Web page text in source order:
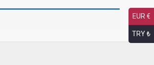
EUR €
TRY ₺